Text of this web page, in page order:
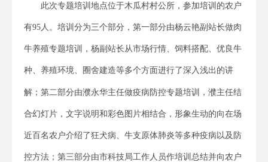
此次专题培训地点位于木瓜村村公所，参加培训的农户
有95人。培训分为三个部分，第一部分由杨云艳副站长做肉
牛养殖专题培训，杨副站长从市场行情、饲料搭配、优良牛
种、养殖环境、圈舍建造等多个方面进行了深入浅出的讲
解；第二部分由濮永华主任做疫病防控专题培训，濮主任结
合幻灯片，文字说明和彩色图片相结合，形象生动的向在场
近百名农户介绍了狂犬病、牛支原体肺炎等多种疫病以及防
控方法；第三部分由市科技局工作人员作培训总结并向农户